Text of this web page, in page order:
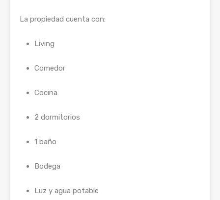
La propiedad cuenta con:
Living
Comedor
Cocina
2 dormitorios
1 baño
Bodega
Luz y agua potable